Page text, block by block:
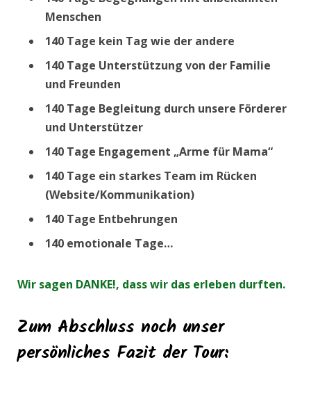
Menschen
140 Tage kein Tag wie der andere
140 Tage Unterstützung von der Familie
und Freunden
140 Tage Begleitung durch unsere Förderer
und Unterstützer
140 Tage Engagement „Arme für Mama“
140 Tage ein starkes Team im Rücken
(Website/Kommunikation)
140 Tage Entbehrungen
140 emotionale Tage…
Wir sagen DANKE!, dass wir das erleben durften.
Zum Abschluss noch unser
persönliches Fazit der Tour: